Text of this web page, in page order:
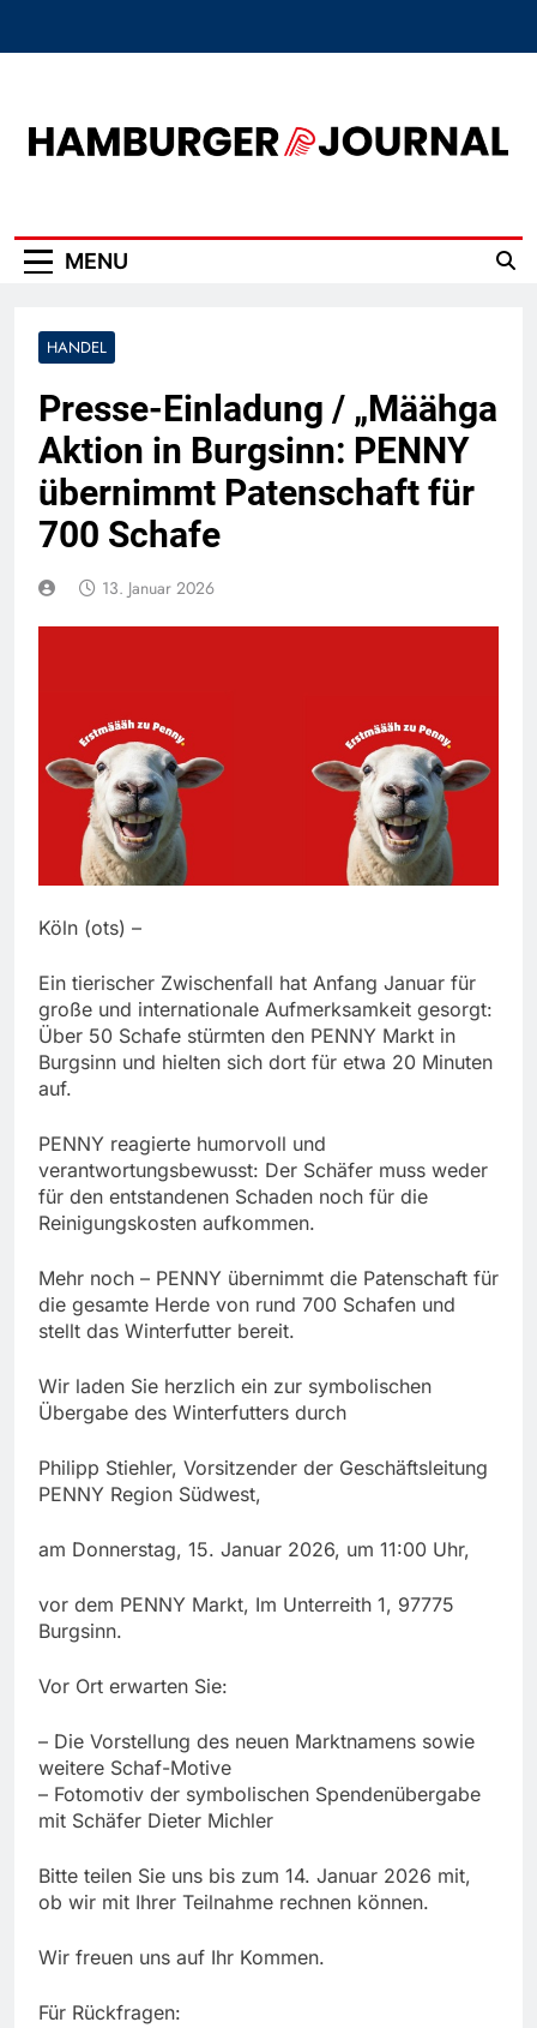
MENU
HANDEL
Presse-Einladung / „Määhga
Aktion in Burgsinn: PENNY
übernimmt Patenschaft für
700 Schafe
13. Januar 2026
Köln (ots) –
Ein tierischer Zwischenfall hat Anfang Januar für
große und internationale Aufmerksamkeit gesorgt:
Über 50 Schafe stürmten den PENNY Markt in
Burgsinn und hielten sich dort für etwa 20 Minuten
auf.
PENNY reagierte humorvoll und
verantwortungsbewusst: Der Schäfer muss weder
für den entstandenen Schaden noch für die
Reinigungskosten aufkommen.
Mehr noch – PENNY übernimmt die Patenschaft für
die gesamte Herde von rund 700 Schafen und
stellt das Winterfutter bereit.
Wir laden Sie herzlich ein zur symbolischen
Übergabe des Winterfutters durch
Philipp Stiehler, Vorsitzender der Geschäftsleitung
PENNY Region Südwest,
am Donnerstag, 15. Januar 2026, um 11:00 Uhr,
vor dem PENNY Markt, Im Unterreith 1, 97775
Burgsinn.
Vor Ort erwarten Sie:
– Die Vorstellung des neuen Marktnamens sowie
weitere Schaf-Motive
– Fotomotiv der symbolischen Spendenübergabe
mit Schäfer Dieter Michler
Bitte teilen Sie uns bis zum 14. Januar 2026 mit,
ob wir mit Ihrer Teilnahme rechnen können.
Wir freuen uns auf Ihr Kommen.
Für Rückfragen: